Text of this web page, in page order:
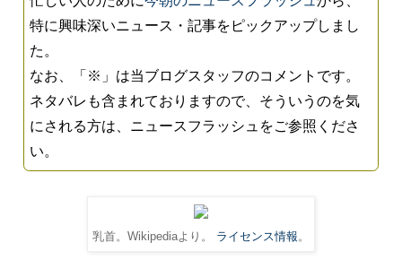
特に興味深いニュース・記事をピックアップしまし
た。
なお、「※」は当ブログスタッフのコメントです。
ネタバレも含まれておりますので、そういうのを気
にされる方は、ニュースフラッシュをご参照くださ
い。
乳首。Wikipediaより。 ライセンス情報 。